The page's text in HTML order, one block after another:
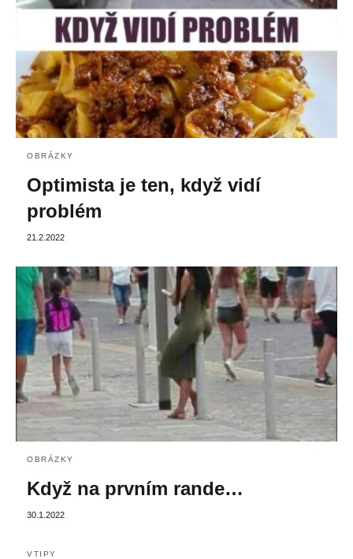
OBRÁZKY
Optimista je ten, když vidí
problém
21.2.2022
OBRÁZKY
Když na prvním rande…
30.1.2022
VTIPY